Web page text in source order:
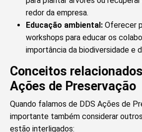
redor da empresa.
Educação ambiental: Oferecer
workshops para educar os
importância da biodiversidade e
Conceitos
Ações de Preservação
Quando falamos de DDS Ações de
importante também considerar
estão interligados: